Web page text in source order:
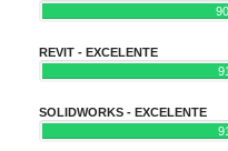
REVIT - EXCELENTE
SOLIDWORKS - EXCELENTE